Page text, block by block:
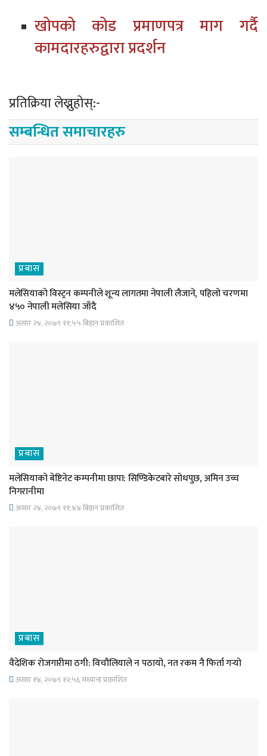
खोपको कोड प्रमाणपत्र माग गर्दै
कामदारहरुद्वारा प्रदर्शन
प्रतिक्रिया लेख्नुहोस्:-
सम्बन्धित समाचारहरु
प्रबास
मलेसियाको विस्ट्रन कम्पनीले शून्य लागतमा नेपाली लैजाने, पहिलो चरणमा
४५० नेपाली मलेसिया जाँदै
असार २४, २०७९ ११;५५ बिहान प्रकाशित
प्रबास
मलेसियाको बेष्टिनेट कम्पनीमा छापा: सिण्डिकेटबारे सोधपुछ, अमिन उच्च
निगरानीमा
असार २४, २०७९ ११;४४ बिहान प्रकाशित
प्रबास
वैदेशिक रोजगारीमा ठगी: विचौलियाले न पठायो, नत रकम नै फिर्ता गर्‍यो
असार १४, २०७९ १२;५६ मध्यान्ह प्रकाशित